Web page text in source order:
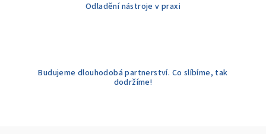
Odladění nástroje v praxi
Budujeme dlouhodobá partnerství. Co slíbíme, tak
dodržíme!